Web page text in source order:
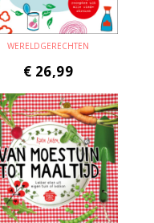
WERELDGERECHTEN
€ 26,99